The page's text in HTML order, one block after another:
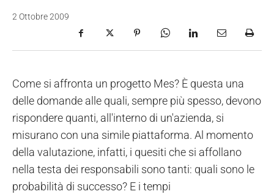
2 Ottobre 2009
Come si affronta un progetto Mes? È questa una
delle domande alle quali, sempre più spesso, devono
rispondere quanti, all'interno di un'azienda, si
misurano con una simile piattaforma. Al momento
della valutazione, infatti, i quesiti che si affollano
nella testa dei responsabili sono tanti: quali sono le
probabilità di successo? E i tempi